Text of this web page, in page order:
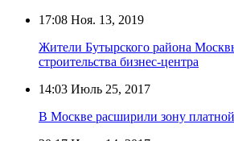
17:08 Ноя. 13, 2019
Жители Бутырского района
строительства бизнес-центра
14:03 Июль 25, 2017
В Москве расширили зону